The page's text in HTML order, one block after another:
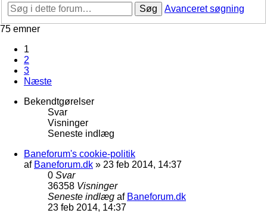
Søg
Avanceret søgning
75 emner
1
2
3
Næste
Bekendtgørelser
Svar
Visninger
Seneste indlæg
Baneforum's cookie-politik
af Baneforum.dk » 23 feb 2014, 14:37
0 Svar
36358 Visninger
Seneste indlæg af Baneforum.dk
23 feb 2014, 14:37